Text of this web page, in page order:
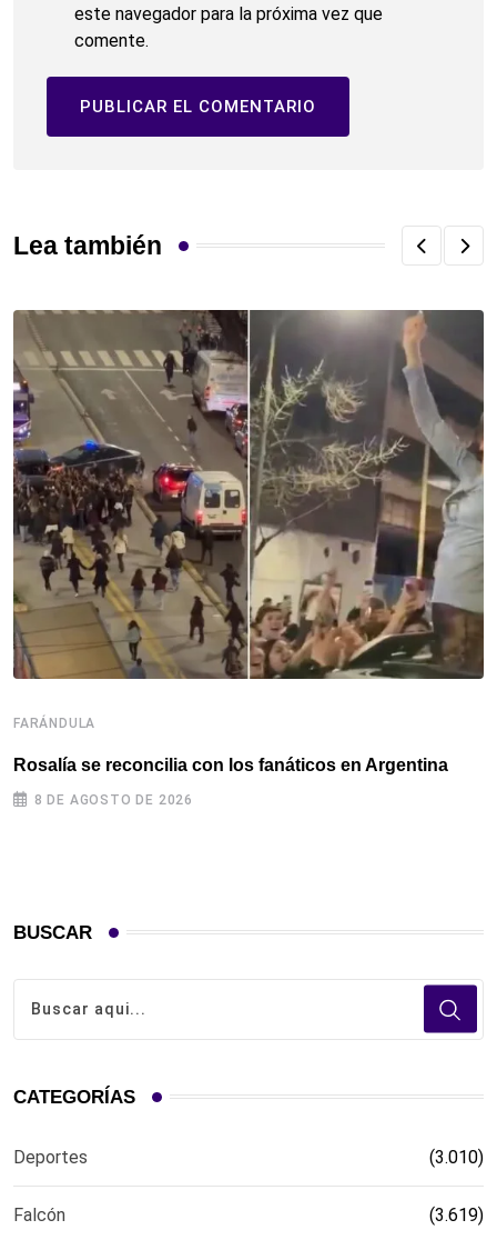
este navegador para la próxima vez que
comente.
Lea también
FARÁNDULA
Rosalía se reconcilia con los fanáticos en Argentina
8 DE AGOSTO DE 2026
BUSCAR
CATEGORÍAS
Deportes (3.010)
Falcón (3.619)